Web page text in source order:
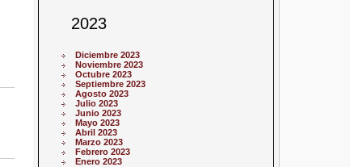
2023
Diciembre 2023
Noviembre 2023
Octubre 2023
Septiembre 2023
Agosto 2023
Julio 2023
Junio 2023
Mayo 2023
Abril 2023
Marzo 2023
Febrero 2023
Enero 2023